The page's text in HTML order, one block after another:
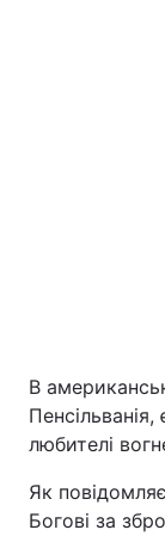
Головна
В
любителі
Як повідомляє
Богові за